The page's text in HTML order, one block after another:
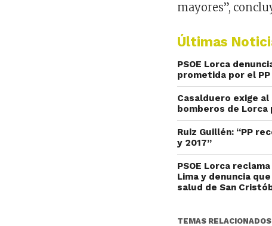
mayores”,
Últimas
PSOE Lorca
prometida por el PP
Casalduero exige
bomberos de
Ruiz Guillén: “PP
y 2017”
PSOE Lorca
Lima y denuncia
salud de San
TEMAS